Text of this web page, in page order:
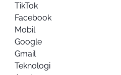
TikTok
Facebook
Mobil
Google
Gmail
Teknologi